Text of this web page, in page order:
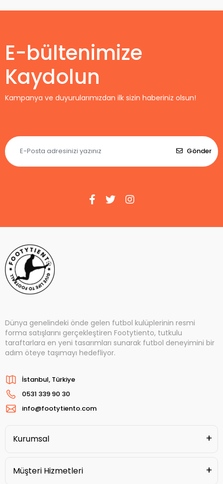
Maç Forması
E-bültenimize
Kaydolun
Kampanya ve duyurularımızdan ilk sizin haberiniz olsun!
Gönder
Dünya genelindeki önde gelen futbol kulüplerinin resmi
forma satışlarını gerçekleştiren Footytiento, tutkulu
taraftarlara en yeni tasarımları sunarak futbol deneyimini bir
adım öteye taşımayı hedefliyor.
İstanbul, Türkiye
0531 339 90 30
info@footytiento.com
Kurumsal
Müşteri Hizmetleri